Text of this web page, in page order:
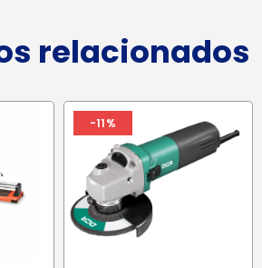
relacionados
-11%